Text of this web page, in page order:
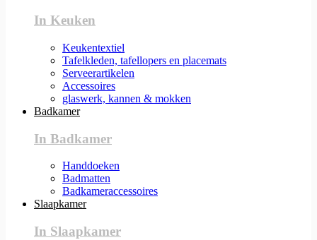
In Keuken
Keukentextiel
Tafelkleden, tafellopers en placemats
Serveerartikelen
Accessoires
glaswerk, kannen & mokken
Badkamer
In Badkamer
Handdoeken
Badmatten
Badkameraccessoires
Slaapkamer
In Slaapkamer